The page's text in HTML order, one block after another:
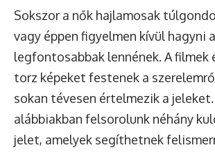
Sokszor a nők hajlamosak
vagy éppen figyelmen kívül hagyni
legfontosabbak lennének. A filmek
torz képeket festenek a
sokan tévesen értelmezik a jeleket.
alábbiakban felsorolunk néhány
jelet, amelyek segíthetnek